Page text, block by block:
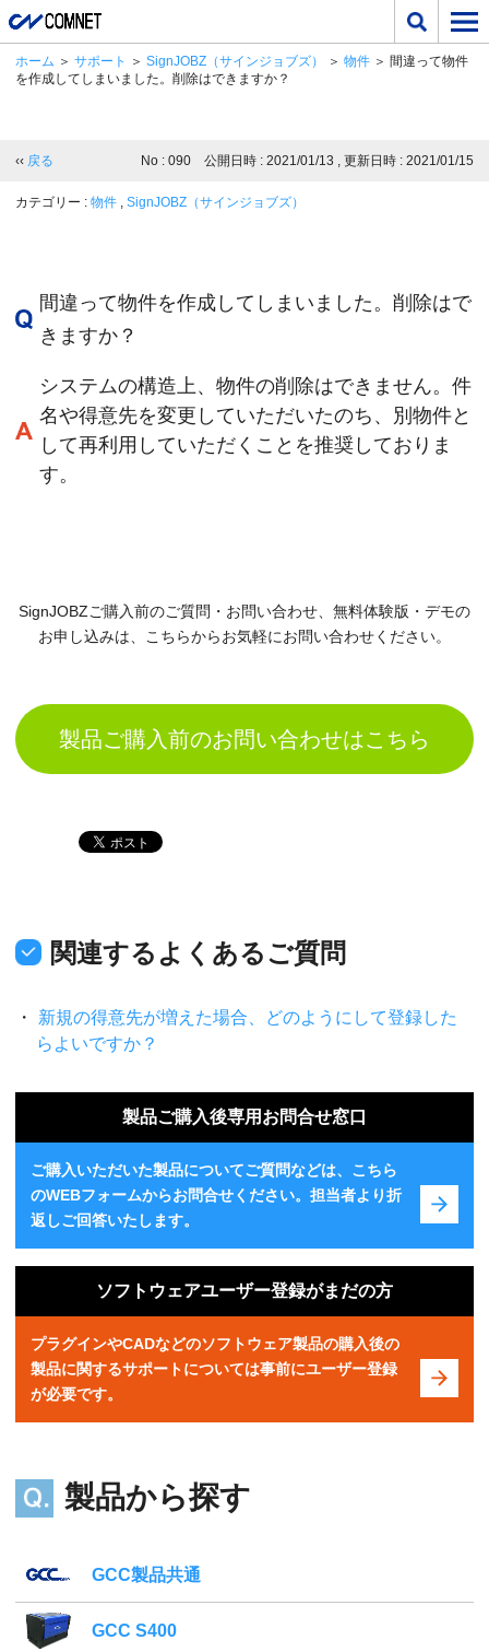
ホーム ＞ サポート ＞ SignJOBZ（サインジョブズ） ＞ 物件 ＞ 間違って物件
を作成してしまいました。削除はできますか？
‹‹ 戻る No : 090 公開日時 : 2021/01/13 , 更新日時 : 2021/01/15
カテゴリー : 物件 , SignJOBZ（サインジョブズ）
間違って物件を作成してしまいました。削除はで
きますか？
システムの構造上、物件の削除はできません。件
名や得意先を変更していただいたのち、別物件と
して再利用していただくことを推奨しておりま
す。
SignJOBZご購入前のご質問・お問い合わせ、無料体験版・デモの
お申し込みは、
こちらからお気軽にお問い合わせください。
製品ご購入前のお問い合わせはこちら
関連するよくあるご質問
新規の得意先が増えた場合、どのようにして登録した
らよいですか？
製品ご購入後専用お問合せ窓口
ご購入いただいた製品についてご質問などは、こちら
のWEBフォームからお問合せください。担当者より折
返しご回答いたします。
ソフトウェアユーザー登録がまだの方
プラグインやCADなどのソフトウェア製品の購入後の
製品に関するサポートについては事前にユーザー登録
が必要です。
製品から探す
GCC製品共通
GCC S400